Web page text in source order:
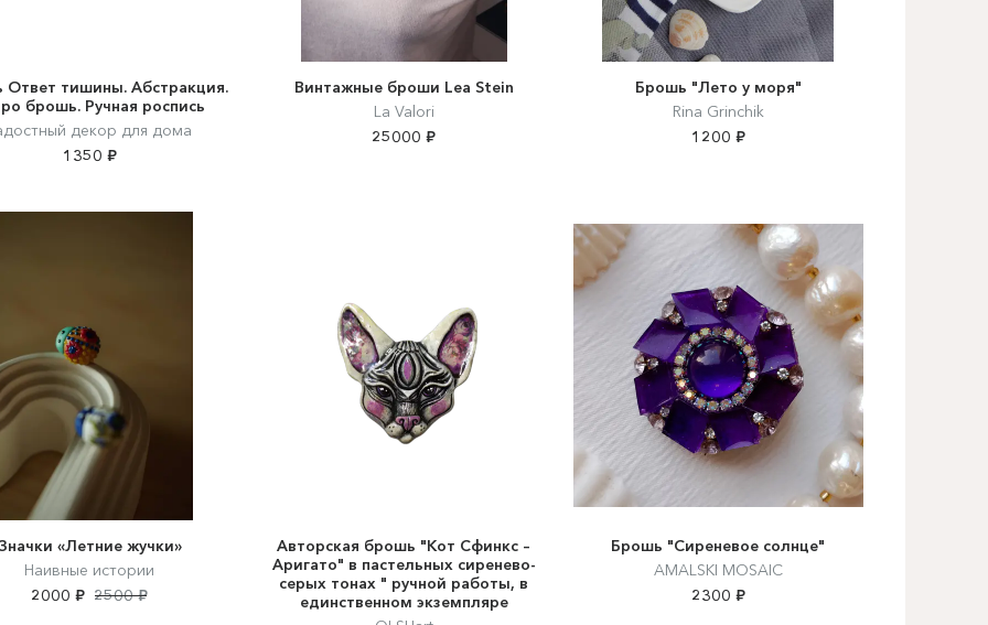
Ответ тишины. Абстракция.
брошь. Ручная роспись
декор для дома
1350 ₽
Винтажные броши Lea Stein
La Valori
25000 ₽
Брошь "Лето у моря"
Rina Grinchik
1200 ₽
«Летние жучки»
Наивные истории
2000 ₽ 2500 ₽
Авторская брошь "Кот Сфинкс –
Аригато" в пастельных сиренево-
серых тонах " ручной работы, в
единственном экземпляре
Брошь "Сиреневое солнце"
AMALSKI MOSAIC
2300 ₽